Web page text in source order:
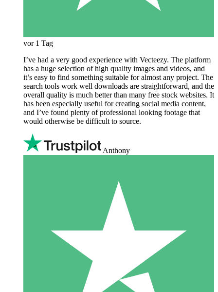
vor 1 Tag
I’ve had a very good experience with Vecteezy. The platform
has a huge selection of high quality images and videos, and
it’s easy to find something suitable for almost any project. The
search tools work well downloads are straightforward, and the
overall quality is much better than many free stock websites. It
has been especially useful for creating social media content,
and I’ve found plenty of professional looking footage that
would otherwise be difficult to source.
Anthony